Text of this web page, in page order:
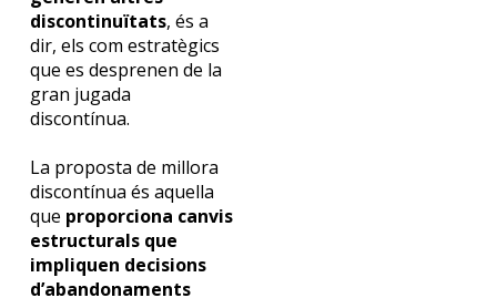
discontinuïtats, és a
dir, els com estratègics
que es desprenen de la
gran jugada
discontínua.
La proposta de millora
discontínua és aquella
que proporciona canvis
estructurals que
impliquen decisions
d’abandonaments